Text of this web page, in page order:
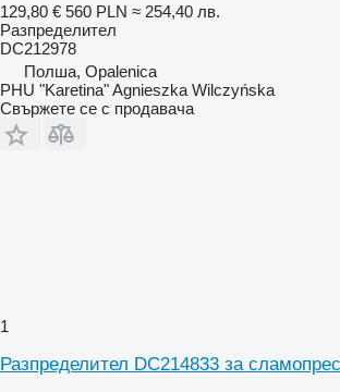
129,80 € 560 PLN ≈ 254,40 лв.
Разпределител
DC212978
Полша, Opalenica
PHU "Karetina" Agnieszka Wilczyńska
Свържете се с продавача
1
Разпределител DC214833 за